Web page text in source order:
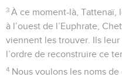
3 À ce moment-là, Tattenaï,
à l’ouest de l’Euphrate,
viennent les trouver. Ils
l’ordre de reconstruire ce
4 Nous voulons les noms